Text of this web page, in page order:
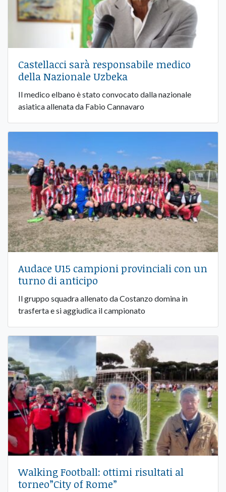
Castellacci sarà responsabile medico
della Nazionale Uzbeka
Il medico elbano è stato convocato dalla nazionale
asiatica allenata da Fabio Cannavaro
Audace U15 campioni provinciali con un
turno di anticipo
Il gruppo squadra allenato da Costanzo domina in
trasferta e si aggiudica il campionato
Walking Football: ottimi risultati al
torneo”City of Rome”